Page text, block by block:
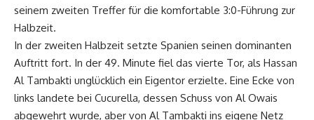
seinem zweiten Treffer für die komfortable 3:0-Führung zur
Halbzeit.
In der zweiten Halbzeit setzte Spanien seinen dominanten
Auftritt fort. In der 49. Minute fiel das vierte Tor, als Hassan
Al Tambakti unglücklich ein Eigentor erzielte. Eine Ecke von
links landete bei Cucurella, dessen Schuss von Al Owais
abgewehrt wurde, aber von Al Tambakti ins eigene Netz